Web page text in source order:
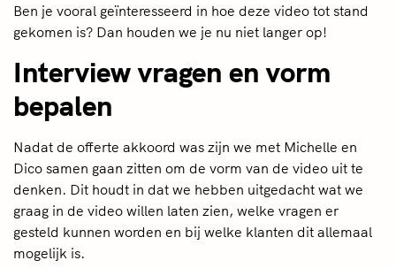
Ben je vooral geïnteresseerd in hoe deze video tot stand
gekomen is? Dan houden we je nu niet langer op!
Interview vragen en vorm
bepalen
Nadat de offerte akkoord was zijn we met Michelle en
Dico samen gaan zitten om de vorm van de video uit te
denken. Dit houdt in dat we hebben uitgedacht wat we
graag in de video willen laten zien, welke vragen er
gesteld kunnen worden en bij welke klanten dit allemaal
mogelijk is.